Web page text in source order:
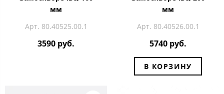
мм
Арт. 80.40525.00.1
3590 руб.
мм
Арт. 80.40526.00.1
5740 руб.
В КОРЗИНУ